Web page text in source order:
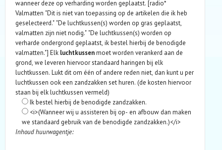
wanneer deze op verharding worden geplaatst. [radio*
Valmatten "Dit is niet van toepassing op de artikelen die ik heb
geselecteerd." "De luchtkussen(s) worden op gras geplaatst,
valmatten zijn niet nodig." "De luchtkussen(s) worden op
verharde ondergrond geplaatst, ik bestel hierbij de benodigde
valmatten."] Elk luchtkussenmoet worden verankerd aan de
grond, we leveren hiervoor standaard haringen bij elk
luchtkussen. Lukt dit om één of andere reden niet, dan kunt u per
luchtkussen ook een zandzakken set huren. (de kosten hiervoor
staan bij elk luchtkussen vermeld)
Ik bestel hierbij de benodigde zandzakken.
<i>(Wanneer wij u assisteren bij op- en afbouw dan maken
we standaard gebruik van de benodigde zandzakken.)</i>
Inhoud huurwagentje: